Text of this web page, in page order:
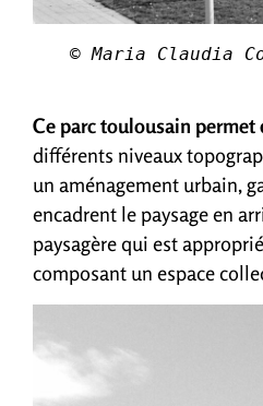
© Maria Claudia
Ce parc toulousain permet
différents niveaux
un aménagement urbain,
encadrent le paysage en
paysagère qui est
composant un espace